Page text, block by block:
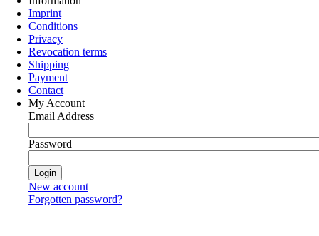
Imprint
Conditions
Privacy
Revocation terms
Shipping
Payment
Contact
My Account
Email Address
Password
New account
Forgotten password?